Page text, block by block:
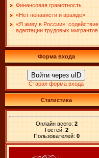
Финансовая грамотность
«Нет ненависти и вражде»
«Я живу в России»: содействие
адаптации трудовых мигрантов
Форма входа
Войти через uID
Старая форма входа
Статистика
Онлайн всего: 2
Гостей: 2
Пользователей: 0